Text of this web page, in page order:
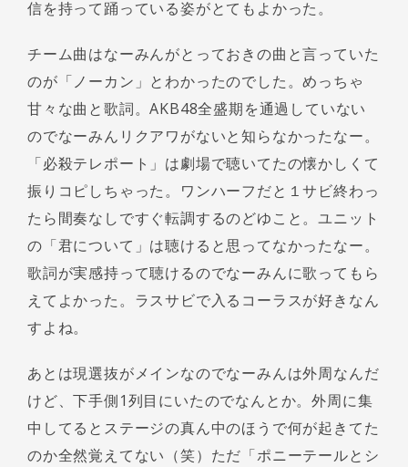
信を持って踊っている姿がとてもよかった。
チーム曲はなーみんがとっておきの曲と言っていた
のが「ノーカン」とわかったのでした。めっちゃ
甘々な曲と歌詞。AKB48全盛期を通過していない
のでなーみんリクアワがないと知らなかったなー。
「必殺テレポート」は劇場で聴いてたの懐かしくて
振りコピしちゃった。ワンハーフだと１サビ終わっ
たら間奏なしですぐ転調するのどゆこと。ユニット
の「君について」は聴けると思ってなかったなー。
歌詞が実感持って聴けるのでなーみんに歌ってもら
えてよかった。ラスサビで入るコーラスが好きなん
すよね。
あとは現選抜がメインなのでなーみんは外周なんだ
けど、下手側1列目にいたのでなんとか。外周に集
中してるとステージの真ん中のほうで何が起きてた
のか全然覚えてない（笑）ただ「ポニーテールとシ